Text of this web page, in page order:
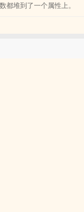
堆到了一个属性上。
用体能打爆特级咒..